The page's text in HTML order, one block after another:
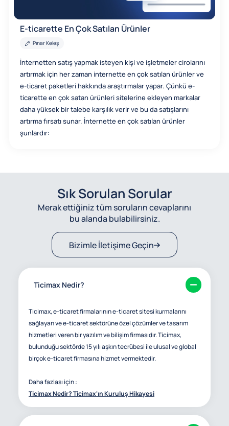
E-ticarette En Çok Satılan Ürünler
Pınar Keleş
İnternetten satış yapmak isteyen kişi ve işletmeler cirolarını
artırmak için her zaman internette en çok satılan ürünler ve
e-ticaret paketleri hakkında araştırmalar yapar. Çünkü e-
ticarette en çok satan ürünleri sitelerine ekleyen markalar
daha yüksek bir talebe karşılık verir ve bu da satışlarını
artırma fırsatı sunar. İnternette en çok satılan ürünler
şunlardır:
Sık Sorulan Sorular
Merak ettiğiniz tüm soruların cevaplarını
bu alanda bulabilirsiniz.
Bizimle İletişime Geçin
Ticimax Nedir?
Ticimax, e-ticaret firmalarının e-ticaret sitesi kurmalarını
sağlayan ve e-ticaret sektörüne özel çözümler ve tasarım
hizmetleri veren bir yazılım ve bilişim firmasıdır. Ticimax,
bulunduğu sektörde 15 yılı aşkın tecrübesi ile ulusal ve global
birçok e-ticaret firmasına hizmet vermektedir.
Daha fazlası için :
Ticimax Nedir? Ticimax'ın Kuruluş Hikayesi